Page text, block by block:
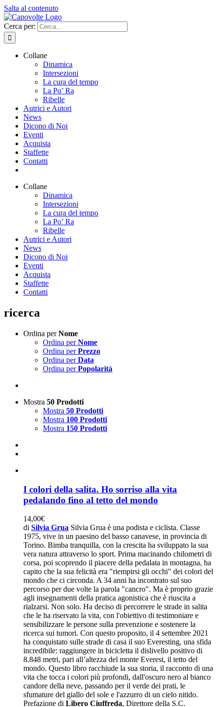
Salta al contenuto
Cerca per:
Collane
Dinamica
Intersezioni
La cura del tempo
La Po’ Ra
Ribelle
Autrici e Autori
News
Dicono di Noi
Eventi
Acquista
Staffette
Contatti
Collane
Dinamica
Intersezioni
La cura del tempo
La Po’ Ra
Ribelle
Autrici e Autori
News
Dicono di Noi
Eventi
Acquista
Staffette
Contatti
ricerca
Ordina perNome
Ordina perNome
Ordina perPrezzo
Ordina perData
Ordina perPopolarità
Mostra 50 Prodotti
Mostra 50 Prodotti
Mostra 100 Prodotti
Mostra 150 Prodotti
I colori della salita. Ho sorriso alla vita
pedalando fino al tetto del mondo
14,00€
di Silvia Grua Silvia Grua è una podista e ciclista. Classe
1975, vive in un paesino del basso canavese, in provincia di
Torino. Bimba tranquilla, con la crescita ha sviluppato la sua
vera natura attraverso lo sport. Prima macinando chilometri di
corsa, poi scoprendo il piacere della pedalata in montagna, ha
capito che la sua felicità era "riempirsi gli occhi" dei colori del
mondo che ci circonda. A 34 anni ha incontrato sul suo
percorso per due volte la parola "cancro". Ma è proprio grazie
agli insegnamenti della pratica agonistica che è riuscita a
rialzarsi. Non solo. Ha deciso di percorrere le strade in salita
che le ha riservato la vita, con l'obiettivo di testimoniare e
sensibilizzare le persone sulla prevenzione e sostenere la
ricerca sui tumori. Con questo proposito, il 4 settembre 2021
ha conquistato sulle strade di casa il suo Everesting, una sfida
incredibile: raggiungere in bicicletta il dislivello positivo di
8.848 metri, pari all’altezza del monte Everest, il tetto del
mondo. Questo libro racchiude la sua storia, il racconto di una
vita che tocca i colori più profondi, dall'oscuro nero al bianco
candore della neve, passando per il verde dei prati, le
sfumature del giallo del sole e l'azzurro di un cielo nitido.
Prefazione di Libero Ciuffreda, Direttore della S.C.